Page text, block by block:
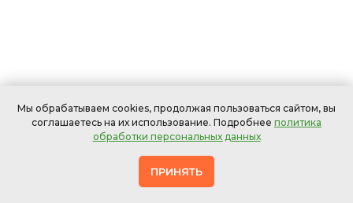
Мы обрабатываем cookies, продолжая пользоваться сайтом, вы
соглашаетесь на их использование. Подробнее политика
обработки персональных данных
ПРИНЯТЬ